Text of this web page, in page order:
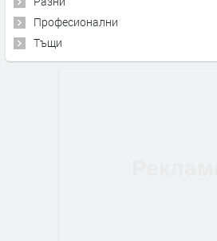
Професионални
Тъщи